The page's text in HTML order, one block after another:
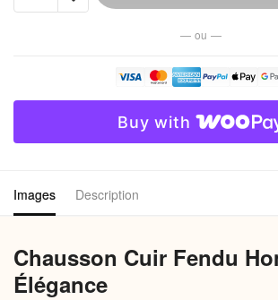
Chausson
— ou —
Buy with
Images Description
Chausson Cuir Fendu
Élégance